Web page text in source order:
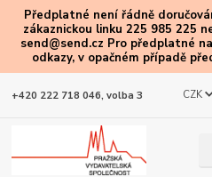
Předplatné není řádně
zákaznickou linku 225 985 225
send@send.cz Pro předplatné
odkazy, v opačném případě
CZK
+420 222 718 046, volba 3